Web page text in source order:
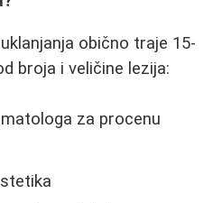
obično traje 15-
broja i veličine lezija:
za procenu